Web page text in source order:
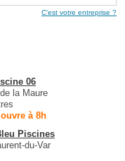
C'est votre entreprise ?
06
la Maure
à 8h
Piscines
du-Var